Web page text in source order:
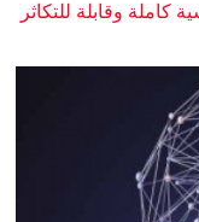
وقابلة للتكاثر